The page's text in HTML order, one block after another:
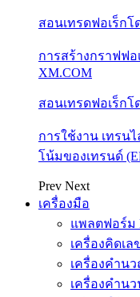
สอนเทรดฟอเร็กโ
การสร้างกราฟฟอ
XM.COM
สอนเทรดฟอเร็กโ
การใช้งาน เทรน
โน้มของเทรนด์
Prev Next
เครื่องมือ
แพลตฟอร์ม
เครื่องคิดเ
เครื่องคำน
เครื่องคำนว